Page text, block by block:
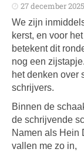
27 december
We zijn
kerst, en voor
betekent dit
nog een
het denken over
schrijvers.
Binnen de
de schrijvende
Namen als Hein
vallen me zo in,